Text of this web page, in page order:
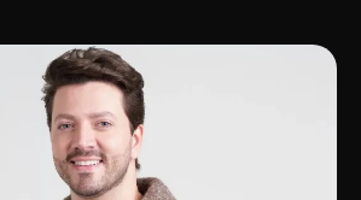
sucesso absoluto em 2025
Senac em Uberlândia oferece curso gratuito
de Tricologia e Terapia Capilar